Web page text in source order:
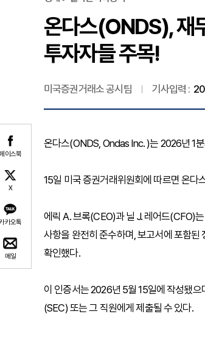
이스북
X
카오톡
메일
온다스(ONDS), 재
투자자들 주목!
미국증권거래소 공시팀 기사입력 :
온다스(ONDS, Ondas Inc. )는 2026년 1
15일 미국 증권거래위원회에 따르면 온다
에릭 A. 브록(CEO)과 닐 J. 레어드(CFO)
사항을 완전히 준수하며, 보고서에 포함
확인했다.
이 인증서는 2026년 5월 15일에 작성됐으
(SEC) 또는 그 직원에게 제출될 수 있다.